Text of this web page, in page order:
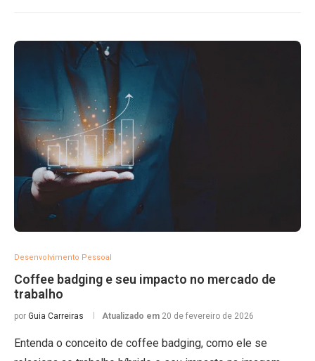
Desenvolvimento Pessoal
Coffee badging e seu impacto no mercado de
trabalho
por Guia Carreiras Atualizado em 20 de fevereiro de 2026
Entenda o conceito de coffee badging, como ele se